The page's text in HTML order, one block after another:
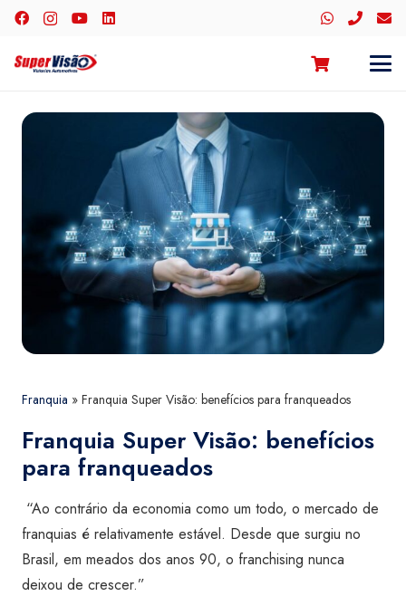
Franquia » Franquia Super Visão: benefícios para franqueados
Franquia Super Visão: benefícios
para franqueados
“Ao contrário da economia como um todo, o mercado de
franquias é relativamente estável. Desde que surgiu no
Brasil, em meados dos anos 90, o franchising nunca
deixou de crescer.”